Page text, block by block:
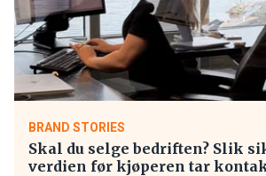
BRAND STORIES
Skal du selge bedriften? Slik
verdien før kjøperen tar